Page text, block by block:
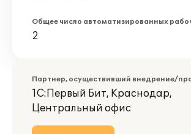
Общее число автоматизированных
2
Партнер, осуществивший внедрение/
1С:Первый Бит, Краснодар,
Центральный офис